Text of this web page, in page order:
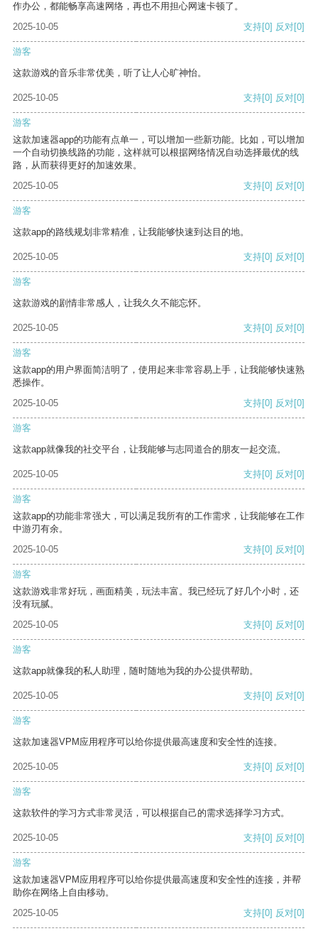
作办公，都能畅享高速网络，再也不用担心网速卡顿了。
2025-10-05
支持[0] 反对[0]
游客
这款游戏的音乐非常优美，听了让人心旷神怡。
2025-10-05 支持[0] 反对[0]
游客
这款加速器app的功能有点单一，可以增加一些新功能。比如，可以增加
一个自动切换线路的功能，这样就可以根据网络情况自动选择最优的线
路，从而获得更好的加速效果。
2025-10-05
支持[0] 反对[0]
游客
这款app的路线规划非常精准，让我能够快速到达目的地。
2025-10-05 支持[0] 反对[0]
游客
这款游戏的剧情非常感人，让我久久不能忘怀。
2025-10-05 支持[0] 反对[0]
游客
这款app的用户界面简洁明了，使用起来非常容易上手，让我能够快速熟
悉操作。
2025-10-05
支持[0] 反对[0]
游客
这款app就像我的社交平台，让我能够与志同道合的朋友一起交流。
2025-10-05 支持[0] 反对[0]
游客
这款app的功能非常强大，可以满足我所有的工作需求，让我能够在工作
中游刃有余。
2025-10-05
支持[0] 反对[0]
游客
这款游戏非常好玩，画面精美，玩法丰富。我已经玩了好几个小时，还
没有玩腻。
2025-10-05
支持[0] 反对[0]
游客
这款app就像我的私人助理，随时随地为我的办公提供帮助。
2025-10-05 支持[0] 反对[0]
游客
这款加速器VPM应用程序可以给你提供最高速度和安全性的连接。
2025-10-05 支持[0] 反对[0]
游客
这款软件的学习方式非常灵活，可以根据自己的需求选择学习方式。
2025-10-05 支持[0] 反对[0]
游客
这款加速器VPM应用程序可以给你提供最高速度和安全性的连接，并帮
助你在网络上自由移动。
2025-10-05
支持[0] 反对[0]